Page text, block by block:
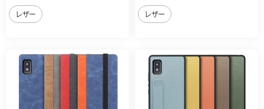
レザー レザー